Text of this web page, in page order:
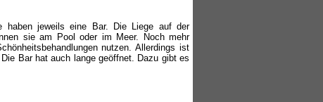
haben jeweils eine Bar. Die Liege auf der
sie am Pool oder im Meer. Noch mehr
nutzen. Allerdings ist
Bar hat auch lange geöffnet. Dazu gibt es